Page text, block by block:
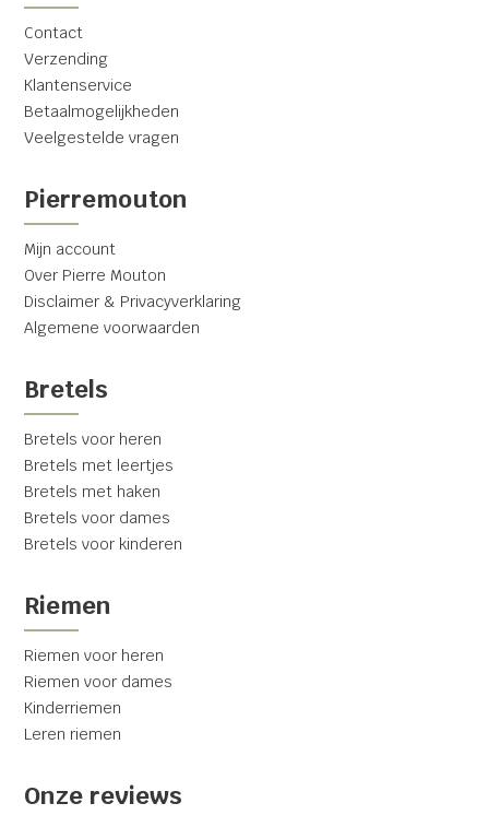
Contact
Verzending
Klantenservice
Betaalmogelijkheden
Veelgestelde vragen
Pierremouton
Mijn account
Over Pierre Mouton
Disclaimer & Privacyverklaring
Algemene voorwaarden
Bretels
Bretels voor heren
Bretels met leertjes
Bretels met haken
Bretels voor dames
Bretels voor kinderen
Riemen
Riemen voor heren
Riemen voor dames
Kinderriemen
Leren riemen
Onze reviews